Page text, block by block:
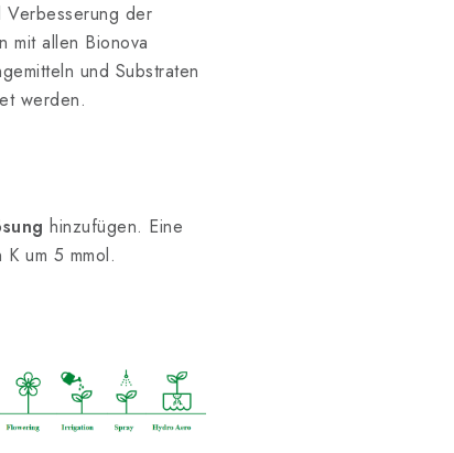
der
mit allen Bionova
und Substraten
werden.
hinzufügen. Eine
um 5 mmol.